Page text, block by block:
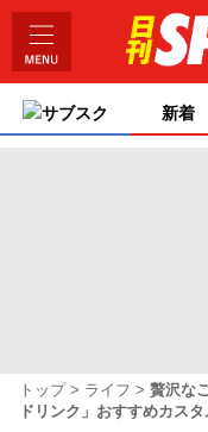
サブスク 新着
トップ ライフ
贅沢な
ドリンク」おすすめカス